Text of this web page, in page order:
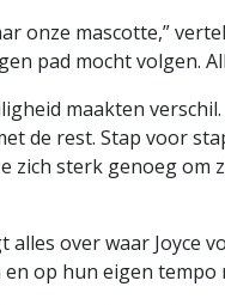
onze mascotte,”
pad mocht volgen.
maakten
de rest. Stap voor
zich sterk genoeg om
alles over waar Joyce
op hun eigen tempo